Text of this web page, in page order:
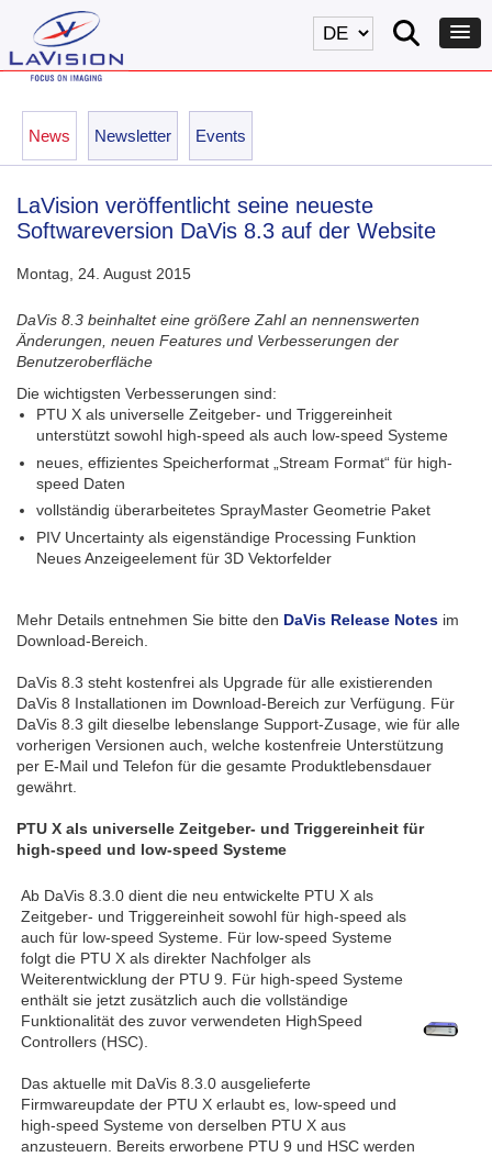
News Newsletter Events
LaVision veröffentlicht seine neueste
Softwareversion DaVis 8.3 auf der Website
Montag, 24. August 2015
DaVis 8.3 beinhaltet eine größere Zahl an nennenswerten
Änderungen, neuen Features und Verbesserungen der
Benutzeroberfläche
Die wichtigsten Verbesserungen sind:
PTU X als universelle Zeitgeber- und Triggereinheit
unterstützt sowohl high-speed als auch low-speed Systeme
neues, effizientes Speicherformat „Stream Format“ für high-
speed Daten
vollständig überarbeitetes SprayMaster Geometrie Paket
PIV Uncertainty als eigenständige Processing Funktion
Neues Anzeigeelement für 3D Vektorfelder
Mehr Details entnehmen Sie bitte den DaVis Release Notes im
Download-Bereich.
DaVis 8.3 steht kostenfrei als Upgrade für alle existierenden
DaVis 8 Installationen im Download-Bereich zur Verfügung. Für
DaVis 8.3 gilt dieselbe lebenslange Support-Zusage, wie für alle
vorherigen Versionen auch, welche kostenfreie Unterstützung
per E-Mail und Telefon für die gesamte Produktlebensdauer
gewährt.
PTU X als universelle Zeitgeber- und Triggereinheit für
high-speed und low-speed Systeme
Ab DaVis 8.3.0 dient die neu entwickelte PTU X als
Zeitgeber- und Triggereinheit sowohl für high-speed als
auch für low-speed Systeme. Für low-speed Systeme
folgt die PTU X als direkter Nachfolger als
Weiterentwicklung der PTU 9. Für high-speed Systeme
enthält sie jetzt zusätzlich auch die vollständige
Funktionalität des zuvor verwendeten HighSpeed
Controllers (HSC).
Das aktuelle mit DaVis 8.3.0 ausgelieferte
Firmwareupdate der PTU X erlaubt es, low-speed und
high-speed Systeme von derselben PTU X aus
anzusteuern. Bereits erworbene PTU 9 und HSC werden